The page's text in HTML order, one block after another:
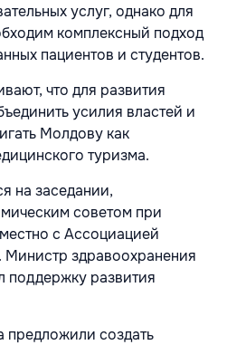
услуг, однако для
комплексный подход
пациентов и студентов.
что для развития
усилия властей и
Молдову как
туризма.
на заседании,
советом при
с Ассоциацией
Министр здравоохранения
поддержку развития
предложили создать